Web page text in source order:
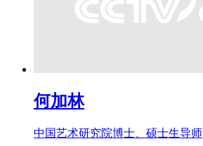
何加林
中国艺术研究院博士、硕士生导师